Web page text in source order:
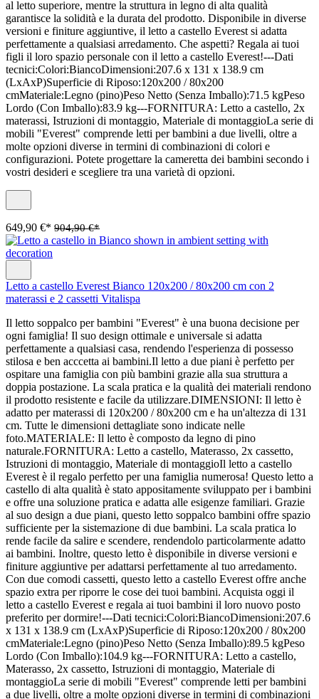
al letto superiore, mentre la struttura in legno di alta qualità
garantisce la solidità e la durata del prodotto. Disponibile in diverse
versioni e finiture aggiuntive, il letto a castello Everest si adatta
perfettamente a qualsiasi arredamento. Che aspetti? Regala ai tuoi
figli il loro spazio personale con il letto a castello Everest!---Dati
tecnici:Colori:BiancoDimensioni:207.6 x 131 x 138.9 cm
(LxAxP)Superficie di Riposo:120x200 / 80x200
cmMateriale:Legno (pino)Peso Netto (Senza Imballo):71.5 kgPeso
Lordo (Con Imballo):83.9 kg---FORNITURA: Letto a castello, 2x
materassi, Istruzioni di montaggio, Materiale di montaggioLa serie di
mobili "Everest" comprende letti per bambini a due livelli, oltre a
molte opzioni diverse in termini di combinazioni di colori e
configurazioni. Potete progettare la cameretta dei bambini secondo i
vostri desideri e scegliere tra una varietà di opzioni.
649,90 €* 904,90 €*
Letto a castello Everest Bianco 120x200 / 80x200 cm con 2
materassi e 2 cassetti Vitalispa
Il letto soppalco per bambini "Everest" è una buona decisione per
ogni famiglia! Il suo design ottimale e universale si adatta
perfettamente a qualsiasi casa, rendendo l'esperienza di possesso
stilosa e ben acccetta ai bambini.Il letto a due piani è perfetto per
ospitare una famiglia con più bambini grazie alla sua struttura a
doppia postazione. La scala pratica e la qualità dei materiali rendono
il prodotto resistente e facile da utilizzare.DIMENSIONI: Il letto è
adatto per materassi di 120x200 / 80x200 cm e ha un'altezza di 131
cm. Tutte le dimensioni dettagliate sono indicate nelle
foto.MATERIALE: Il letto è composto da legno di pino
naturale.FORNITURA: Letto a castello, Materasso, 2x cassetto,
Istruzioni di montaggio, Materiale di montaggioIl letto a castello
Everest è il regalo perfetto per una famiglia numerosa! Questo letto a
castello di alta qualità è stato appositamente sviluppato per i bambini
e offre una soluzione pratica e adatta alle esigenze familiari. Grazie
al suo design a due piani, questo letto soppalco bambini offre spazio
sufficiente per la sistemazione di due bambini. La scala pratica lo
rende facile da salire e scendere, rendendolo particolarmente adatto
ai bambini. Inoltre, questo letto è disponibile in diverse versioni e
finiture aggiuntive per adattarsi perfettamente al tuo arredamento.
Con due comodi cassetti, questo letto a castello Everest offre anche
spazio extra per riporre le cose dei tuoi bambini. Acquista oggi il
letto a castello Everest e regala ai tuoi bambini il loro nuovo posto
preferito per dormire!---Dati tecnici:Colori:BiancoDimensioni:207.6
x 131 x 138.9 cm (LxAxP)Superficie di Riposo:120x200 / 80x200
cmMateriale:Legno (pino)Peso Netto (Senza Imballo):89.5 kgPeso
Lordo (Con Imballo):104.9 kg---FORNITURA: Letto a castello,
Materasso, 2x cassetto, Istruzioni di montaggio, Materiale di
montaggioLa serie di mobili "Everest" comprende letti per bambini
a due livelli, oltre a molte opzioni diverse in termini di combinazioni